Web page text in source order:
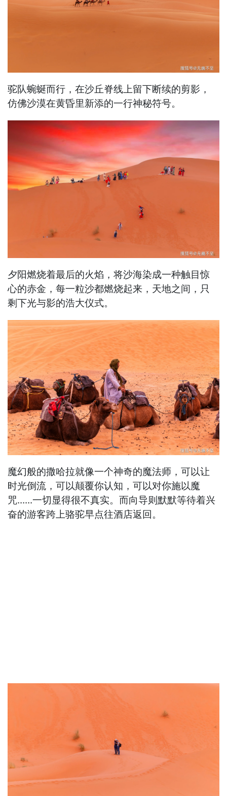
驼队蜿蜒而行，在沙丘脊线上留下断续的剪影，
仿佛沙漠在黄昏里新添的一行神秘符号。
夕阳燃烧着最后的火焰，将沙海染成一种触目惊
心的赤金，每一粒沙都燃烧起来，天地之间，只
剩下光与影的浩大仪式。
魔幻般的撒哈拉就像一个神奇的魔法师，可以让
时光倒流，可以颠覆你认知，可以对你施以魔
咒......一切显得很不真实。而向导则默默等待着兴
奋的游客跨上骆驼早点往酒店返回。